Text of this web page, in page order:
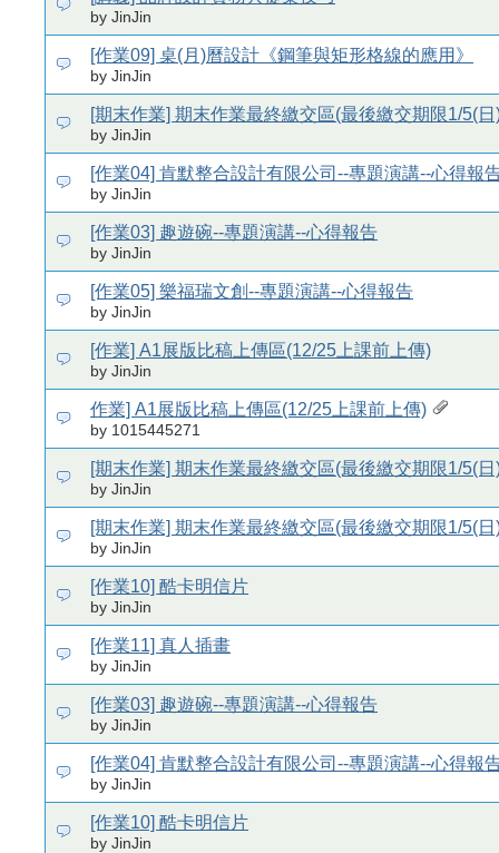
by JinJin
[作業09] 桌(月)曆設計《鋼筆與矩形格線的應用》
by JinJin
[期末作業] 期末作業最終繳交區(最後繳交期限1/5(日
by JinJin
[作業04] 肯默整合設計有限公司--專題演講--心得報
by JinJin
[作業03] 趣遊碗--專題演講--心得報告
by JinJin
[作業05] 樂福瑞文創--專題演講--心得報告
by JinJin
[作業] A1展版比稿上傳區(12/25上課前上傳)
by JinJin
作業] A1展版比稿上傳區(12/25上課前上傳)
by 1015445271
[期末作業] 期末作業最終繳交區(最後繳交期限1/5(日
by JinJin
[期末作業] 期末作業最終繳交區(最後繳交期限1/5(日
by JinJin
[作業10] 酷卡明信片
by JinJin
[作業11] 真人插畫
by JinJin
[作業03] 趣遊碗--專題演講--心得報告
by JinJin
[作業04] 肯默整合設計有限公司--專題演講--心得報
by JinJin
[作業10] 酷卡明信片
by JinJin